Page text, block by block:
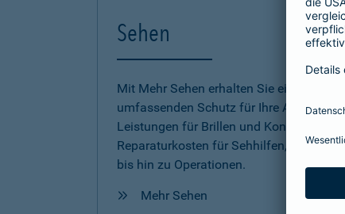
Sehen
Mit Mehr Sehen erhalten Sie einen
umfassenden Schutz für Ihre Augen inkl.
Leistungen für Brillen und Kontaktlinsen,
Reparaturkosten für Sehhilfen, Vorsorge
bis hin zu Operationen.
Mehr Sehen